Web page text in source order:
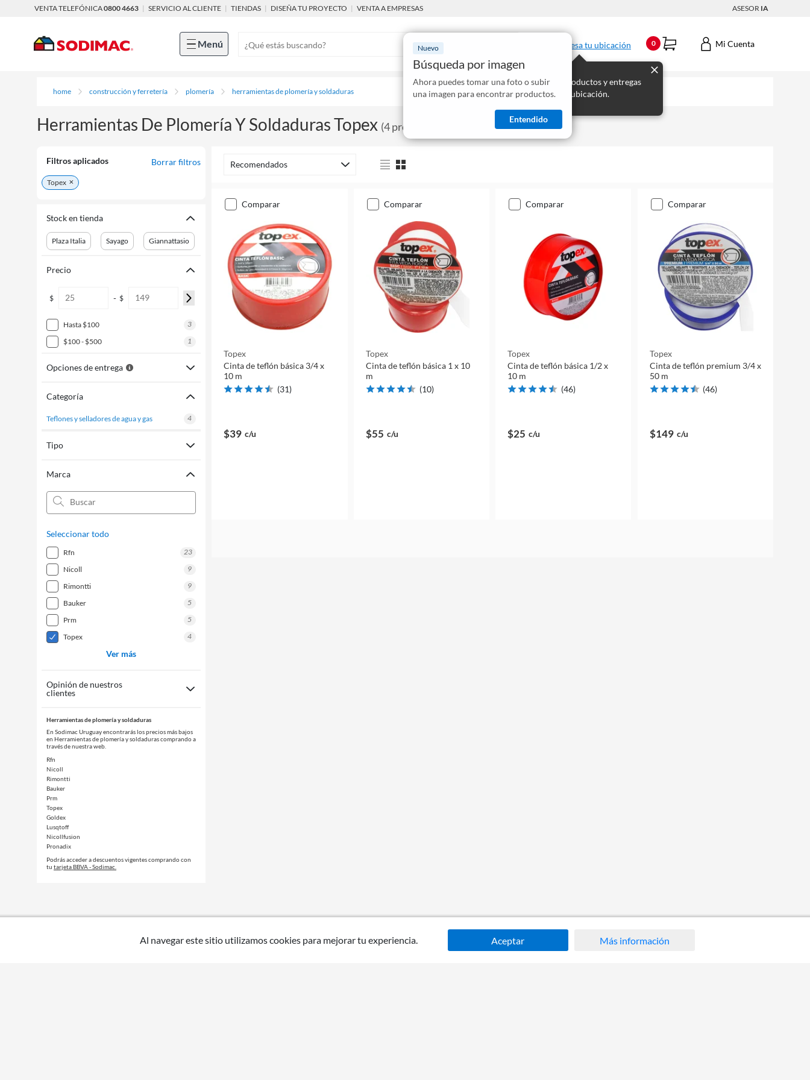
VENTA TELEFÓNICA0800 4663 | SERVICIO AL CLIENTE | TIENDAS | DISEÑA TU PROYECTO | VENTA A EMPRESAS ASESOR IA
Menú Nuevo
Búsqueda por imagen
Ahora puedes tomar una foto o subir
una imagen para encontrar productos.
Entendido
Ingresa tu ubicación
Mostraremos los productos y entregas
disponibles para tu ubicación.
0 Mi Cuenta
home construcción y ferretería plomería herramientas de plomería y soldaduras
Herramientas De Plomería Y Soldaduras Topex (4productos
Filtros aplicados Borrar filtros
Topex
Stock en tienda
Plaza Italia Sayago Giannattasio
Precio
$ - $
hasta $100
3
$100 - $500
1
Opciones de entrega
Categoría
teflones y selladores de agua y gas 4
Tipo
Marca
Seleccionar todo
rfn
23
nicoll
9
rimontti
9
bauker
5
prm
5
topex
4
Ver más
Opinión de nuestros
clientes
Herramientas de plomería y soldaduras
En Sodimac Uruguay encontrarás los precios más bajos
en Herramientas de plomería y soldaduras comprando a
través de nuestra web.
Rfn
Nicoll
Rimontti
Bauker
Prm
Topex
Goldex
Lusqtoff
Nicollfusion
Pronadix
Podrás acceder a descuentos vigentes comprando con
tu tarjeta BBVA - Sodimac.
Recomendados
comparar
Topex
Cinta de teflón básica 3/4 x
10 m
(31)
$39 c/u
comparar
Topex
Cinta de teflón básica 1 x 10
m
(10)
$55 c/u
comparar
Topex
Cinta de teflón básica 1/2 x
10 m
(46)
$25 c/u
comparar
Topex
Cinta de teflón premium 3/4 x
50 m
(46)
$149 c/u
Al navegar este sitio utilizamos cookies para mejorar tu experiencia. Aceptar Más información